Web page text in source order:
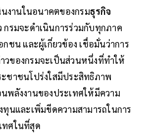
งานในอนาคตของกรมธุรกิจ
กรมจะดำเนินการร่วมกับทุกภาค
กชน และผู้เกี่ยวข้อง เชื่อมั่นว่าการ
วของกรมจะเป็นส่วนหนึ่งที่ทำให้
ชาชนโปร่งใสมีประสิทธิภาพ
พลังงานของประเทศให้มีความ
ทุนและเพิ่มขีดความสามารถในการ
ทศในที่สุด